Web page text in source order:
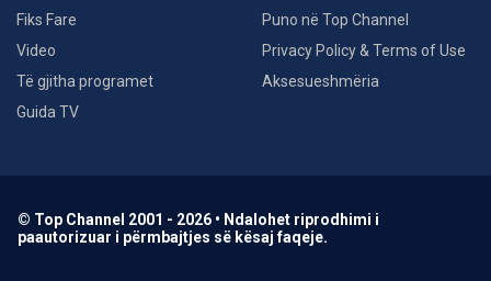
Fiks Fare
Video
Të gjitha programet
Guida TV
Puno në Top Channel
Privacy Policy & Terms of Use
Aksesueshmëria
© Top Channel 2001 - 2026 • Ndalohet riprodhimi i
paautorizuar i përmbajtjes së kësaj faqeje.